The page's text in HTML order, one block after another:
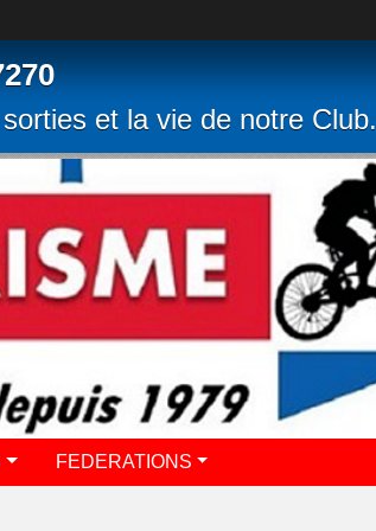
et la vie de notre Club.
FEDERATIONS